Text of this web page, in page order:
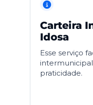
Carteira
Idosa
Esse serviço
praticidade.